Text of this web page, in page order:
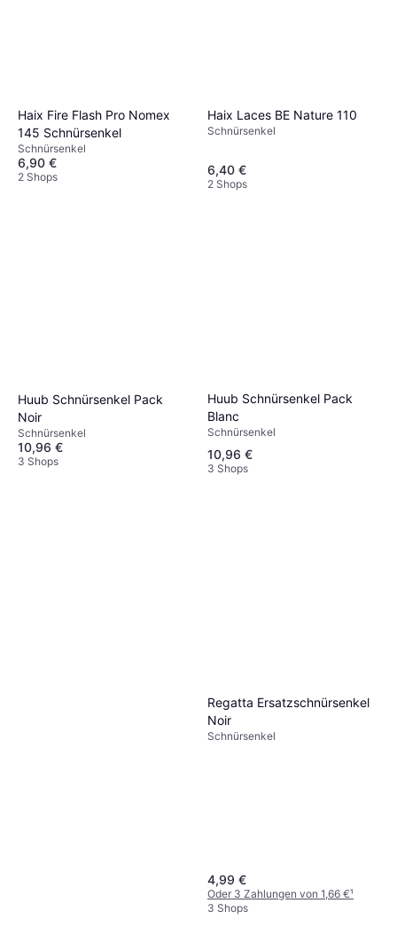
7 €
3 Shops
Haix Fire Flash Pro Nomex
145 Schnürsenkel
Schnürsenkel
6,90 €
2 Shops
Haix Laces BE Nature 110
Schnürsenkel
6,40 €
2 Shops
Huub Schnürsenkel Pack
Noir
Schnürsenkel
10,96 €
3 Shops
Huub Schnürsenkel Pack
Blanc
Schnürsenkel
10,96 €
3 Shops
Regatta Ersatzschnürsenkel
Noir
Schnürsenkel
4,99 €
Oder 3 Zahlungen von 1,66 €¹
3 Shops